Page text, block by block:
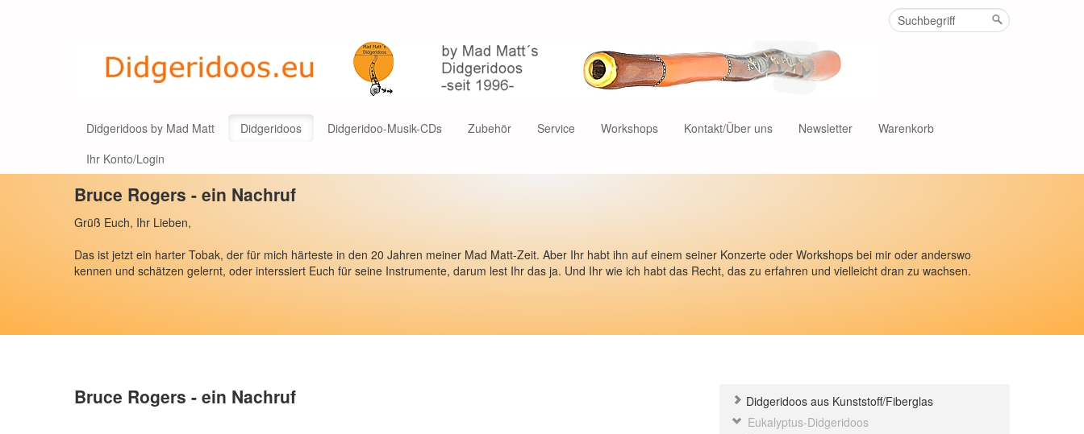
Didgeridoos by Mad Matt Didgeridoos Didgeridoo-Musik-CDs Zubehör Service Workshops Kontakt/Über uns Newsletter
Warenkorb
Ihr Konto/Login
Bruce Rogers - ein Nachruf
Grüß Euch, Ihr Lieben,
Das ist jetzt ein harter Tobak, der für mich härteste in den 20 Jahren meiner Mad Matt-Zeit. Aber Ihr habt ihn auf einem seiner Konzerte oder Workshops bei mir oder anderswo
kennen und schätzen gelernt, oder interssiert Euch für seine Instrumente, darum lest Ihr das ja. Und Ihr wie ich habt das Recht, das zu erfahren und vielleicht dran zu wachsen.
Didgeridoos aus Kunststoff/Fiberglas
Eukalyptus-Didgeridoos
Bruce Rogers - ein Nachruf